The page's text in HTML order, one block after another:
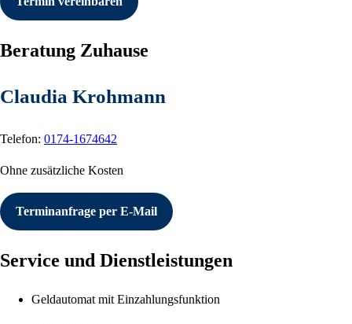
Beratung Zuhause
Claudia Krohmann
Telefon: 0174-1674642
Ohne zusätzliche Kosten
Terminanfrage per E-Mail
Service und Dienstleistungen
Geldautomat mit Einzahlungsfunktion